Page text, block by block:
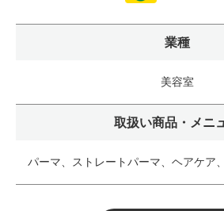
業種
美容室
取扱い商品・メニ
パーマ、ストレートパーマ、ヘアケア